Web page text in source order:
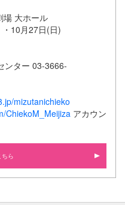
場 大ホール
10月27日(日)
ンター 03-3666-
mizutanichieko
ChiekoM_Meijiza アカウン
ら